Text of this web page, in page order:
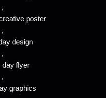
,
poster
,
design
,
day flyer
,
graphics